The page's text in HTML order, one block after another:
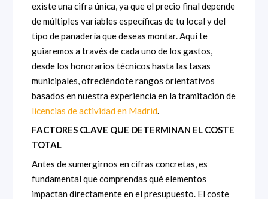
existe una cifra única, ya que el precio final depende
de múltiples variables específicas de tu local y del
tipo de panadería que deseas montar. Aquí te
guiaremos a través de cada uno de los gastos,
desde los honorarios técnicos hasta las tasas
municipales, ofreciéndote rangos orientativos
basados en nuestra experiencia en la tramitación de
licencias de actividad en Madrid.
FACTORES CLAVE QUE DETERMINAN EL COSTE
TOTAL
Antes de sumergirnos en cifras concretas, es
fundamental que comprendas qué elementos
impactan directamente en el presupuesto. El coste